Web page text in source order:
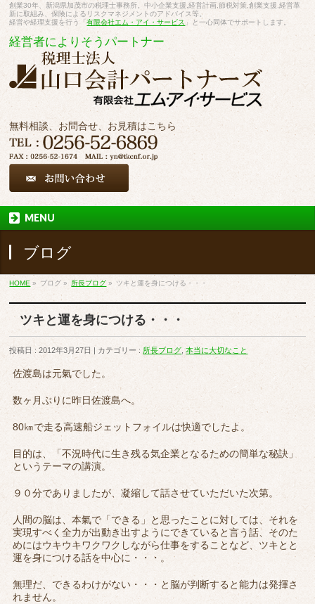
創業30年、新潟県加茂市の税理士事務所。中小企業支援,経営計画,節税対策,創業支援,経営革
新に取組み、保険によるリスクマネジメントのアドバイス等。
経営や経理支援を行う「有限会社エム・アイ・サービス 」と一心同体でサポートします。
経営者によりそうパートナー
無料相談、お問合せ、お見積はこちら
MENU
ブログ
HOME » ブログ » 所長ブログ » ツキと運を身につける・・・
ツキと運を身につける・・・
投稿日 : 2012年3月27日 カテゴリー : 所長ブログ ,本当に大切なこと
佐渡島は元氣でした。
数ヶ月ぶりに昨日佐渡島へ。
80㎞で走る高速船ジェットフォイルは快適でしたよ。
目的は、「不況時代に生き残る気企業となるための簡単な秘訣」
というテーマの講演。
９０分でありましたが、凝縮して話させていただいた次第。
人間の脳は、本氣で「できる」と思ったことに対しては、それを
実現すべく全力が出動き出すようにできていると言う話、そのた
めにはウキウキワクワクしながら仕事をすることなど、ツキとと
運を身につける話を中心に・・・。
無理だ、できるわけがない・・・と脳が判断すると能力は発揮さ
れません。